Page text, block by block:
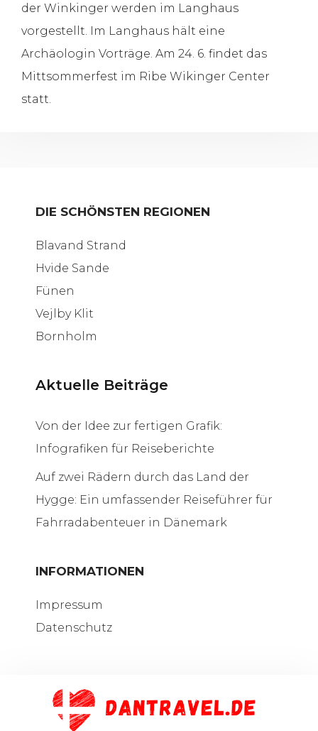
der Winkinger werden im Langhaus
vorgestellt. Im Langhaus hält eine
Archäologin Vorträge. Am 24. 6. findet das
Mittsommerfest im Ribe Wikinger Center
statt.
DIE SCHÖNSTEN REGIONEN
Blavand Strand
Hvide Sande
Fünen
Vejlby Klit
Bornholm
Aktuelle Beiträge
Von der Idee zur fertigen Grafik:
Infografiken für Reiseberichte
Auf zwei Rädern durch das Land der
Hygge: Ein umfassender Reiseführer für
Fahrradabenteuer in Dänemark
INFORMATIONEN
Impressum
Datenschutz